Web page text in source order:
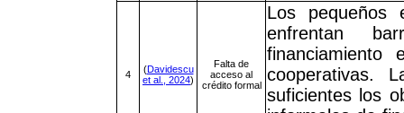
4 (Davidescu
et al., 2024)
Falta de
acceso al
crédito formal
Los pequeños
enfrentan
financiamiento
cooperativas.
suficientes los